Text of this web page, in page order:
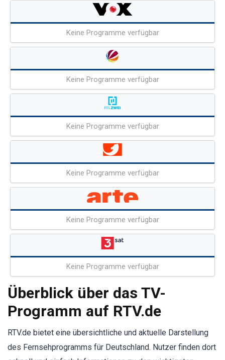
Keine Programme verfügbar
Keine Programme verfügbar
Keine Programme verfügbar
Keine Programme verfügbar
Keine Programme verfügbar
Keine Programme verfügbar
Überblick über das TV-
Programm auf RTV.de
RTV.de bietet eine übersichtliche und aktuelle Darstellung
des Fernsehprogramms für Deutschland. Nutzer finden dort